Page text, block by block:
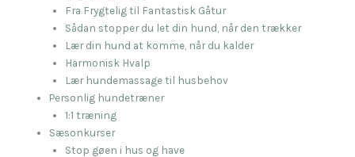
Fra Frygtelig til Fantastisk Gåtur
Sådan stopper du let din hund, når den trækker
Lær din hund at komme, når du kalder
Harmonisk Hvalp
Lær hundemassage til husbehov
Personlig hundetræner
1:1 træning
Sæsonkurser
Stop gøen i hus og have